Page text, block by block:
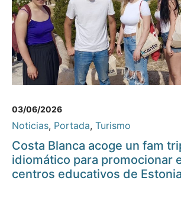
03/06/2026
Noticias, Portada, Turismo
Costa Blanca acoge un fam
idiomático para promocionar
centros educativos de Estonia